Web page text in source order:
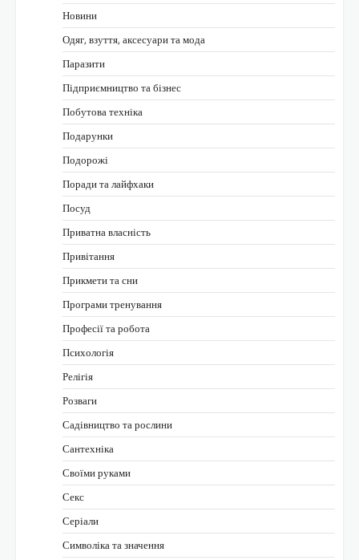
Новини
Одяг, взуття, аксесуари та мода
Паразити
Підприємництво та бізнес
Побутова техніка
Подарунки
Подорожі
Поради та лайфхаки
Посуд
Приватна власність
Привітання
Прикмети та сни
Програми тренування
Професії та робота
Психологія
Релігія
Розваги
Садівництво та рослини
Сантехніка
Своїми руками
Секс
Серіали
Символіка та значення